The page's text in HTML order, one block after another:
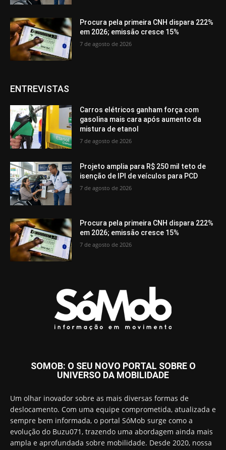
Procura pela primeira CNH dispara 222%
em 2026; emissão cresce 15%
7 de agosto de 2026
ENTREVISTAS
Carros elétricos ganham força com
gasolina mais cara após aumento da
mistura de etanol
7 de agosto de 2026
Projeto amplia para R$ 250 mil teto de
isenção de IPI de veículos para PCD
7 de agosto de 2026
Procura pela primeira CNH dispara 222%
em 2026; emissão cresce 15%
7 de agosto de 2026
SOMOB: O SEU NOVO PORTAL SOBRE O
UNIVERSO DA MOBILIDADE
Um olhar inovador sobre as mais diversas formas de
deslocamento. Com uma equipe comprometida, atualizada e
sempre bem informada, o portal SóMob surge como a
evolução do Buzu071, trazendo uma abordagem ainda mais
ampla e aprofundada sobre mobilidade. Desde 2020, nossa